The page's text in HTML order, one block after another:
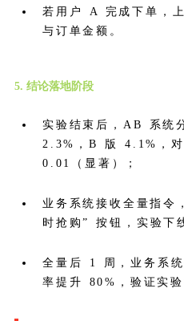
若用户 A 完成下单，
与订单金额。
5. 结论落地阶段
实验结束后，AB 系统
2.3%，B 版 4.1%，
0.01（显著）；
业务系统接收全量指令
时抢购” 按钮，实验下
全量后 1 周，业务系
率提升 80%，验证实验